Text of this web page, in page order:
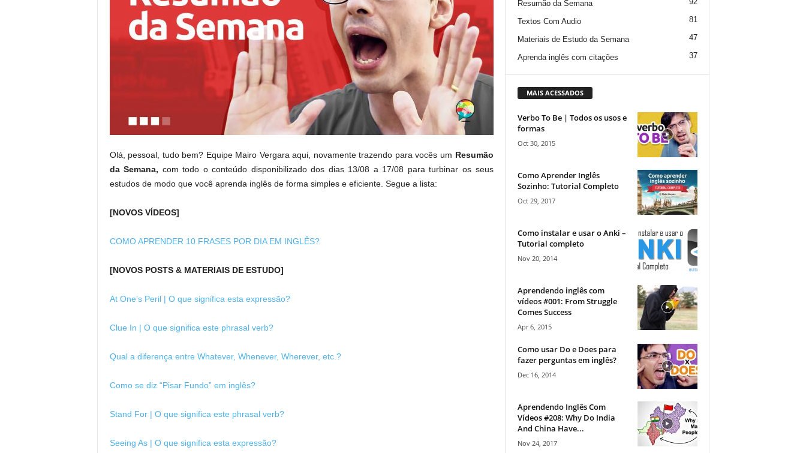
Olá, pessoal, tudo bem? Equipe Mairo Vergara aqui, novamente trazendo para vocês um Resumão
da Semana, com todo o conteúdo disponibilizado dos dias 13/08 a 17/08 para turbinar os seus
estudos de modo que você aprenda inglês de forma simples e eficiente. Segue a lista:
[NOVOS VÍDEOS]
COMO APRENDER 10 FRASES POR DIA EM INGLÊS?
[NOVOS POSTS & MATERIAIS DE ESTUDO]
At One’s Peril | O que significa esta expressão?
Clue In | O que significa este phrasal verb?
Qual a diferença entre Whatever, Whenever, Wherever, etc.?
Como se diz “Pisar Fundo” em inglês?
Stand For | O que significa este phrasal verb?
Seeing As | O que significa esta expressão?
Resumão da Semana
Textos Com Audio 81
Materiais de Estudo da Semana 47
Aprenda inglês com citações 37
MAIS ACESSADOS
Verbo To Be | Todos os usos e
formas
Oct 30, 2015
Como Aprender Inglês
Sozinho: Tutorial Completo
Oct 29, 2017
Como instalar e usar o Anki –
Tutorial completo
Nov 20, 2014
Aprendendo inglês com
vídeos #001: From Struggle
Comes Success
Apr 6, 2015
Como usar Do e Does para
fazer perguntas em inglês?
Dec 16, 2014
Aprendendo Inglês Com
Vídeos #208: Why Do India
And China Have...
Nov 24, 2017